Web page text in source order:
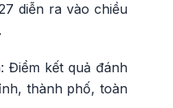
diễn ra vào chiều
Điểm kết quả đánh
thành phố, toàn